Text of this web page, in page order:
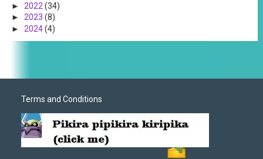
► 2022 (34)
► 2023 (8)
► 2024(4)
Terms and Conditions